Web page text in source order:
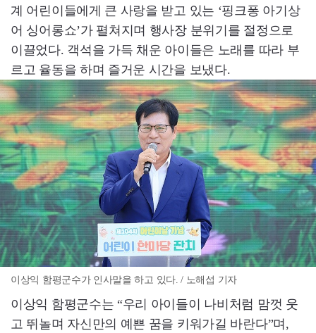
계 어린이들에게 큰 사랑을 받고 있는 ‘핑크퐁 아기상
어 싱어롱쇼’가 펼쳐지며 행사장 분위기를 절정으로
이끌었다. 객석을 가득 채운 아이들은 노래를 따라 부
르고 율동을 하며 즐거운 시간을 보냈다.
이상익 함평군수가 인사말을 하고 있다. / 노해섭 기자
이상익 함평군수는 “우리 아이들이 나비처럼 맘껏 웃
고 뛰놀며 자신만의 예쁜 꿈을 키워가길 바란다”며,